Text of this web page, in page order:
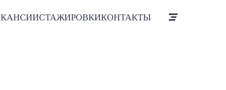
СТАЖИРОВКИКОНТАКТЫ